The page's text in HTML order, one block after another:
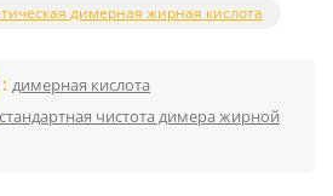
димерная жирная кислота
димерная кислота
стандартная чистота димера жирной